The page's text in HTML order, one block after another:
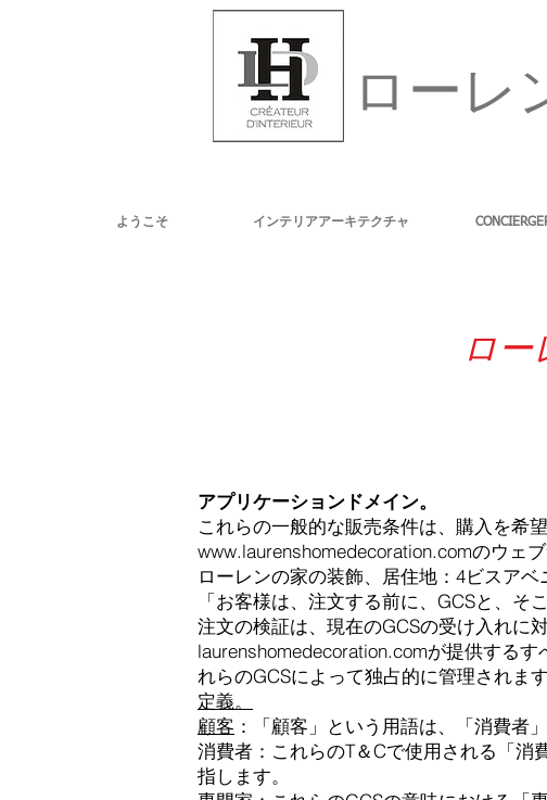
ローレ
ようこそ インテリアアーキテクチャ
ロー
アプリケーションドメイン。
これらの一般的な販売条件は、購入を希
www.laurenshomedecoration.comのウェ
ローレンの家の装飾、居住地：4ビスア
「お客様は、注文する前に、GCSと、
注文の検証は、現在のGCSの受け入れに
laurenshomedecoration.comが提供する
れらのGCSによって独占的に管理されます
定義。
顧客 ：「顧客」という用語は、「消費者
消費者：これらのT＆Cで使用される「消
指します。